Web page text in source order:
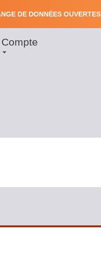
DE DONNÉES OUVERTES
User
Compte